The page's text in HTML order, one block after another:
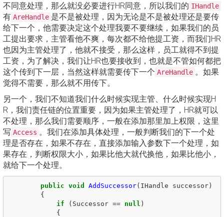
不同意处理，那么就没必要进行HR同意，所以我们的 IHandle
有 AreHandle 是不是被处理，因为无论是不是被处理还是要传
给下一个，他需要决定这个处理我要不要继续，如果我们的员
工提出要求，主管看他不爽，每次都不给他提工资，而我们HR
也因为主管处理了，他就不接受，那么这样，员工就得不到提
工资，为了解决，我们让HR也要接收到，也就是不管如何都把
这个传到下一层，当然这样就需要传下一个 AreHandle 。如果
觉得不需要，那么就不用传下。
另一个，我们不知道我们什么时候实现主管、什么时候实现H
R，我们责任链的位置重要，因为如果主管处理了，HR就可以
不处理，那么我们需要顺序，一般在添加那里加上权限，这里
写 Access 。我们在添加具体处理，一般判断我们的下一个处
理是否存在，如果不存在，直接添加输入参数下一个处理，如
果存在，判断权限大小，如果比他大就代换他，如果比他小，
就给下一个处理。
public void AddSuccessor( IHandle successor)
{
if
( Successor == null )
{